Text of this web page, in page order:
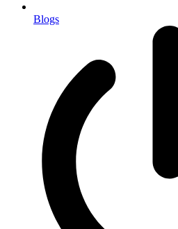
Blogs